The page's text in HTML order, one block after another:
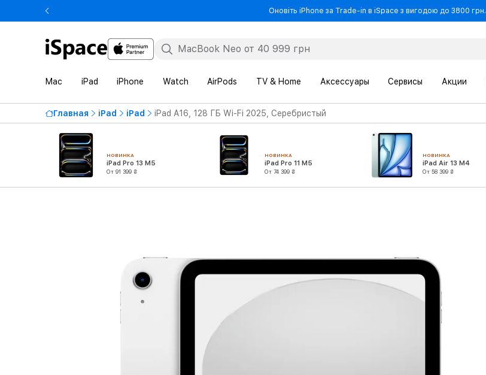
Оновіть iPhone за Trade-in в iSpace з вигодою до 3800 грн.
Mac iPad iPhone Watch AirPods TV & Home Аксессуары Сервисы Акции
Главная iPad iPad iPad A16, 128 ГБ Wi-Fi 2025, Серебристый
НОВИНКА
iPad Pro 13 M5
От 91 399 ₴
НОВИНКА
iPad Pro 11 M5
От 74 399 ₴
НОВИНКА
iPad Air 13 M4
От 58 399 ₴